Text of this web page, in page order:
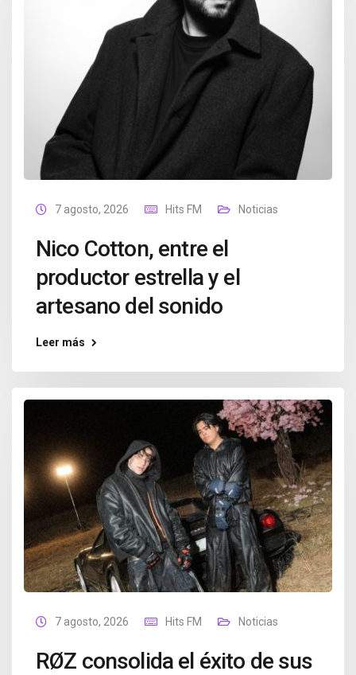
7 agosto, 2026 Hits FM Noticias
Nico Cotton, entre el
productor estrella y el
artesano del sonido
Leer más
7 agosto, 2026 Hits FM Noticias
RØZ consolida el éxito de sus